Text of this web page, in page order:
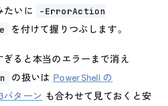
たいに
-ErrorAction
を付けて握りつぶします。
ると本当のエラーまで消え
の扱いは PowerShell の
ターン も合わせて見ておくと安